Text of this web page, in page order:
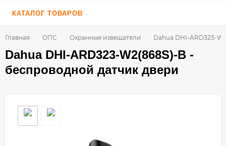
КАТАЛОГ ТОВАРОВ
Главная ОПС Охранные извещатели Dahua DHI-ARD323-
Dahua DHI-ARD323-W2(868S)-B -
беспроводной датчик двери